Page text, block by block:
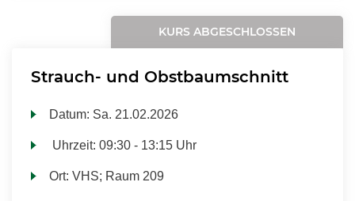
KURS ABGESCHLOSSEN
Strauch- und Obstbaumschnitt
Datum: Sa. 21.02.2026
Uhrzeit:09:30 - 13:15 Uhr
Ort:VHS; Raum 209